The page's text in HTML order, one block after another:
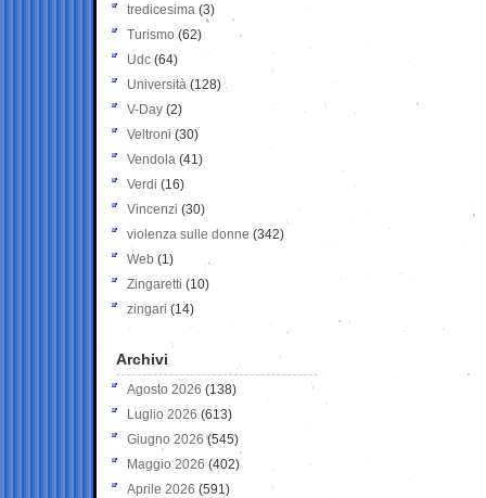
tredicesima (3)
Turismo (62)
Udc (64)
Università (128)
V-Day (2)
Veltroni (30)
Vendola (41)
Verdi (16)
Vincenzi (30)
violenza sulle donne (342)
Web (1)
Zingaretti (10)
zingari (14)
Archivi
Agosto 2026 (138)
Luglio 2026 (613)
Giugno 2026 (545)
Maggio 2026 (402)
Aprile 2026 (591)